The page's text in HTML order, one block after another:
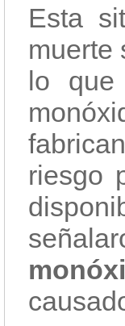
Esta
muerte
lo que
riesgo